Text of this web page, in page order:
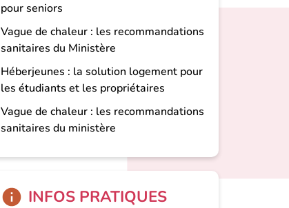
pour seniors
Vague de chaleur : les recommandations
sanitaires du Ministère
Héberjeunes : la solution logement pour
les étudiants et les propriétaires
Vague de chaleur : les recommandations
sanitaires du ministère
INFOS PRATIQUES